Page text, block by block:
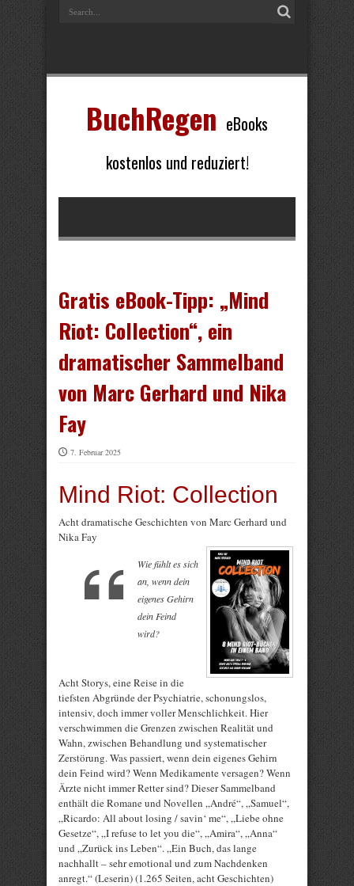
BuchRegen eBooks
kostenlos und reduziert!
Gratis eBook-Tipp: „Mind
Riot: Collection“, ein
dramatischer Sammelband
von Marc Gerhard und Nika
Fay
7. Februar 2025
Mind Riot: Collection
Acht dramatische Geschichten von Marc Gerhard und
Nika Fay
Wie fühlt es sich
an, wenn dein
eigenes Gehirn
dein Feind
wird?
Acht Storys, eine Reise in die
tiefsten Abgründe der Psychiatrie, schonungslos,
intensiv, doch immer voller Menschlichkeit. Hier
verschwimmen die Grenzen zwischen Realität und
Wahn, zwischen Behandlung und systematischer
Zerstörung. Was passiert, wenn dein eigenes Gehirn
dein Feind wird? Wenn Medikamente versagen? Wenn
Ärzte nicht immer Retter sind? Dieser Sammelband
enthält die Romane und Novellen „André“, „Samuel“,
„Ricardo: All about losing / savin‘ me“, „Liebe ohne
Gesetze“, „I refuse to let you die“, „Amira“, „Anna“
und „Zurück ins Leben“. „Ein Buch, das lange
nachhallt – sehr emotional und zum Nachdenken
anregt.“ (Leserin) (1.265 Seiten, acht Geschichten)